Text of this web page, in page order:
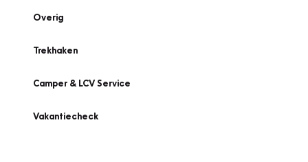
Overig
Trekhaken
Camper & LCV Service
Vakantiecheck